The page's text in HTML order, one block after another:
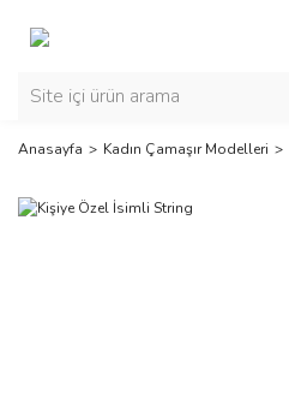
Anasayfa Kadın Çamaşır Modelleri